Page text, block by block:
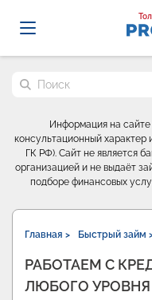
Probrokery -
Поиск по сайту
Информация на
консультационный характер
ГК РФ). Сайт не является
организацией и не выдаёт
подборе финансовых
Главная > Быстрый займ
РАБОТАЕМ С
ЛЮБОГО